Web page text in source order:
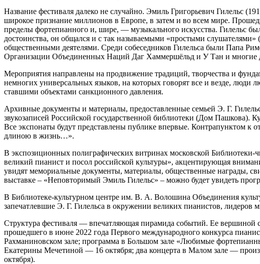
Название фестиваля далеко не случайно. Эмиль Григорьевич Гилельс
широкое признание миллионов в Европе, в затем и во всем мире.
пределы фортепианного и, шире, — музыкального искусства. Гилельс
достоинства, он общался и с так называемыми «простыми
общественными деятелями. Среди собеседников Гилельса были Папа
Организации Объединенных Наций Даг Хаммершёльд и У Тан и многие
Мероприятия направлены на продвижение традиций, творчества и
немногих универсальных языков, на которых говорят все и везде, люди
ставшими объектами санкционного давления.
Архивные документы и материалы, предоставленные семьей Э. Г.
звукозаписей Российской государственной библиотеки (Дом Пашкова).
Все экспонаты будут представлены публике впервые. Контрапунктом к
длиною в жизнь…».
В экспозиционных полиграфических витринах московской Библиотеки-
великий пианист и посол российской культуры», акцентирующая
увидят мемориальные документы, материалы, общественные награды,
выставке – «Неповторимый Эмиль Гилельс» – можно будет увидеть
В Библиотеке-культурном центре им. В. А. Волошина Объединения
запечатлевшие Э. Г. Гилельса в окружении великих пианистов, лидеров
Структура фестиваля — впечатляющая пирамида событий. Ее вершиной
прошедшего в июне 2022 года Первого международного конкурса
Рахманиновском зале; программа в Большом зале «Любимые
Екатерины Мечетиной — 16 октября; два концерта в Малом зале —
октября).